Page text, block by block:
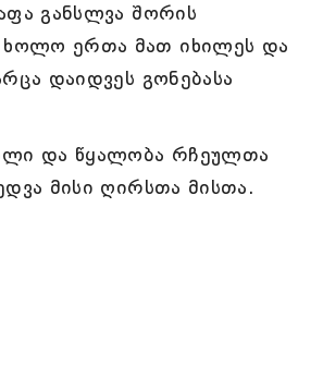
განსლვა შორის
ხოლო ერთა მათ იხილეს და
დაიდვეს გონებასა
და წყალობა რჩეულთა
მისი ღირსთა მისთა.